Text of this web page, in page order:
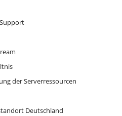
der Serverressourcen
Deutschland